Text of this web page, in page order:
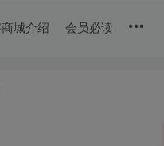
城介绍 会员必读